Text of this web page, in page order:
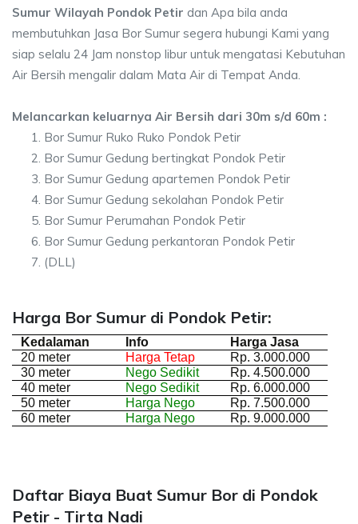
Sumur Wilayah Pondok Petir dan Apa bila anda
membutuhkan Jasa Bor Sumur segera hubungi Kami yang
siap selalu 24 Jam nonstop libur untuk mengatasi Kebutuhan
Air Bersih mengalir dalam Mata Air di Tempat Anda.
Melancarkan keluarnya Air Bersih dari 30m s/d 60m :
Bor Sumur Ruko Ruko Pondok Petir
Bor Sumur Gedung bertingkat Pondok Petir
Bor Sumur Gedung apartemen Pondok Petir
Bor Sumur Gedung sekolahan Pondok Petir
Bor Sumur Perumahan Pondok Petir
Bor Sumur Gedung perkantoran Pondok Petir
(DLL)
Harga Bor Sumur di Pondok Petir:
Kedalaman Info
Harga Jasa
20 meter
Harga Tetap
Rp. 3.000.000
30 meter
Nego Sedikit
Rp. 4.500.000
40 meter
Nego Sedikit
Rp. 6.000.000
50 meter
Harga Nego
Rp. 7.500.000
60 meter
Harga Nego Rp. 9.000.000
Daftar Biaya Buat Sumur Bor di Pondok
Petir - Tirta Nadi